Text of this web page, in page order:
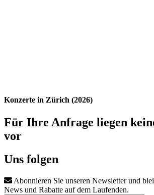
Konzerte in Zürich (2026)
Für Ihre Anfrage liegen
vor
Uns folgen
Abonnieren Sie unseren Newsletter und
News und Rabatte auf dem Laufenden.